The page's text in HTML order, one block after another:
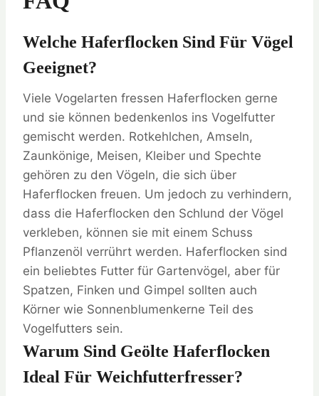
Welche Haferflocken Sind Für Vögel
Geeignet?
Viele Vogelarten fressen Haferflocken gerne
und sie können bedenkenlos ins Vogelfutter
gemischt werden. Rotkehlchen, Amseln,
Zaunkönige, Meisen, Kleiber und Spechte
gehören zu den Vögeln, die sich über
Haferflocken freuen. Um jedoch zu verhindern,
dass die Haferflocken den Schlund der Vögel
verkleben, können sie mit einem Schuss
Pflanzenöl verrührt werden. Haferflocken sind
ein beliebtes Futter für Gartenvögel, aber für
Spatzen, Finken und Gimpel sollten auch
Körner wie Sonnenblumenkerne Teil des
Vogelfutters sein.
Warum Sind Geölte Haferflocken
Ideal Für Weichfutterfresser?